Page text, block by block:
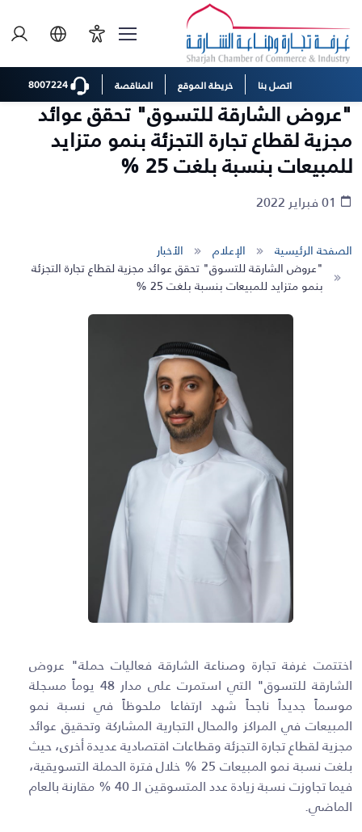
اتصل بنا خريطة الموقع المناقصة
"عروض الشارقة للتسوق" تحقق عوائد
مجزية لقطاع تجارة التجزئة بنمو متزايد
للمبيعات بنسبة بلغت 25 %
الصفحة الرئيسية الإعلام
الأخبار
"عروض الشارقة للتسوق" تحقق عوائد مجزية لقطاع تجارة التجزئة
بنمو متزايد للمبيعات بنسبة بلغت 25 %
اختتمت غرفة تجارة وصناعة الشارقة فعاليات حملة" عروض
الشارقة للتسوق" التي استمرت على مدار 48 يوماً مسجلة
موسماً جديداً ناجحاً شهد ارتفاعا ملحوظاً في نسبة نمو
المبيعات في المراكز والمحال التجارية المشاركة وتحقيق عوائد
مجزية لقطاع تجارة التجزئة وقطاعات اقتصادية عديدة أخرى، حيث
بلغت نسبة نمو المبيعات 25 % خلال فترة الحملة التسويقية،
فيما تجاوزت نسبة زيادة عدد المتسوقين الـ 40 % مقارنة بالعام
الماضي.